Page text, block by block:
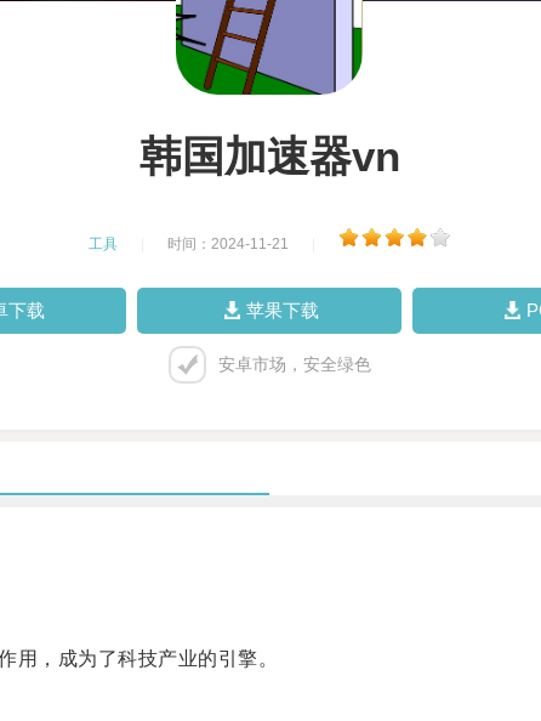
韩国加速器vn
工具 时间：2024-11-21
下载 苹果下载
安卓市场，安全绿色
，成为了科技产业的引擎。